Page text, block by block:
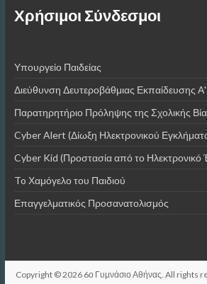
Χρήσιμοι Σύνδεσμοι
Υπουργείο Παιδείας
Διεύθυνση Δευτεροβάθμιας Εκπαίδευσης
Παρατηρητήριο Πρόληψης της Σχολικής
Cyber Alert (Δίωξη Ηλεκτρονικού
Cyber Kid (Προστασία από το Ηλεκτρονικό
To Χαμόγελο του Παιδιού
Επαγγελματικός Προσανατολισμός
Copyright © 2026 6ο Γυμνάσιο Αθήνας . All rights